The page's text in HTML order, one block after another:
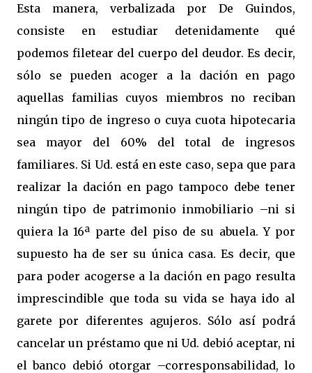
Esta manera, verbalizada por De Guindos,
consiste en estudiar detenidamente qué
podemos filetear del cuerpo del deudor. Es decir,
sólo se pueden acoger a la dación en pago
aquellas familias cuyos miembros no reciban
ningún tipo de ingreso o cuya cuota hipotecaria
sea mayor del 60% del total de ingresos
familiares. Si Ud. está en este caso, sepa que para
realizar la dación en pago tampoco debe tener
ningún tipo de patrimonio inmobiliario –ni si
quiera la 16ª parte del piso de su abuela. Y por
supuesto ha de ser su única casa. Es decir, que
para poder acogerse a la dación en pago resulta
imprescindible que toda su vida se haya ido al
garete por diferentes agujeros. Sólo así podrá
cancelar un préstamo que ni Ud. debió aceptar, ni
el banco debió otorgar –corresponsabilidad, lo